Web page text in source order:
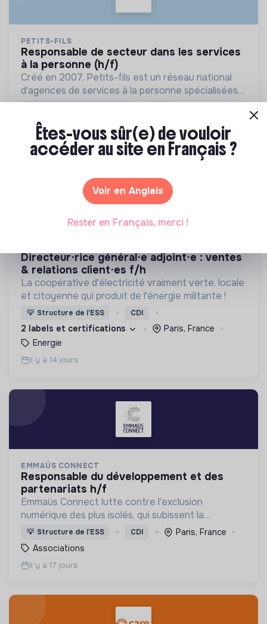
PETITS-FILS
responsable de secteur dans les services
à la personne (h/f)
Créé en 2007, Petits-fils est un réseau national
d'agences de services à la personne spécialisées
dans l'aide à domicile pour les personnes âgées.
Levallois-Perret, France Personnes âgées
Il y a 21 jours
directeur⋅rice général⋅e adjoint⋅e : ventes
& relations client⋅es f/h
La coopérative d'électricité vraiment verte, locale
et citoyenne qui produit de l'énergie militante !
💡 Structure de l’ESS CDI
2 labels et certifications
Paris, France
Energie
Il y a 14 jours
EMMAÜS CONNECT
responsable du développement et des
partenariats h/f
Emmaüs Connect lutte contre l'exclusion
numérique des plus isolés, qui subissent la
dématérialisation de la plupart des services du
quotidien.
💡 Structure de l’ESS CDI
Paris, France
Associations
Il y a 17 jours
Êtes-vous sûr(e) de vouloir
accéder au site en Français ?
Voir en Anglais
Rester en Français, merci !